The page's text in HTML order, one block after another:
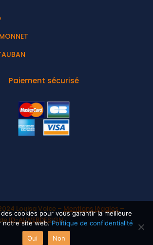
Paiement sécurisé
Louisa Voice – Mentions légales –
ID-ALWEBDESIGN
cookies pour vous garantir la meilleure
notre site web.Politique de confidentialité
Oui
Non